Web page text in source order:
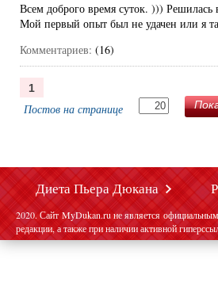
Всем доброго время суток. ))) Решилась
Мой первый опыт был не удачен или я
Комментариев: (16)
1
Постов на странице
Диета Пьера Дюкана
2020. Сайт MyDukan.ru не является
редакции, а также при наличии активной